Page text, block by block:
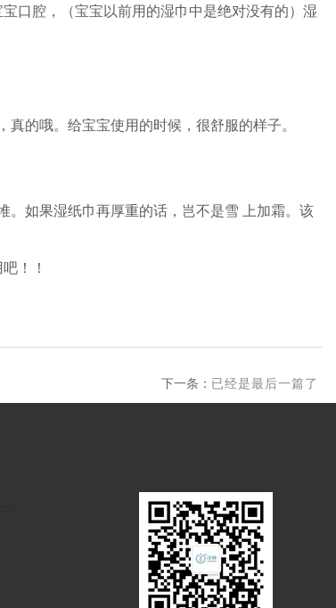
口腔，（宝宝以前用的湿巾中是绝对没有的）湿
的哦。给宝宝使用的时候，很舒服的样子。
。如果湿纸巾再厚重的话，岂不是雪 上加霜。该
！！
下一条： 已经是最后一篇了